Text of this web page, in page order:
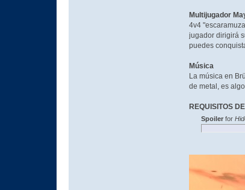
Multijugador
4v4
jugador dirigirá
puedes
Música
La música en
de metal, es
REQUISITOS
Spoilerfor